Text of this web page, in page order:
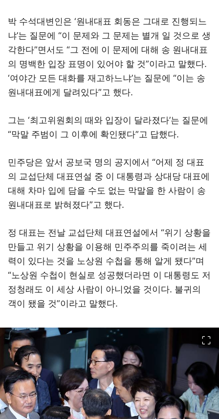
박 수석대변인은 ‘원내대표 회동은 그대로 진행되느
냐’는 질문에 “이 문제와 그 문제는 별개 일 것으로 생
각한다”면서도 “그 전에 이 문제에 대해 송 원내대표
의 명백한 입장 표명이 있어야 할 것”이라고 말했다.
‘여야간 모든 대화를 재고하느냐’는 질문에 “이는 송
원내대표에게 달려있다”고 했다.
그는 ‘최고위원회의 때와 입장이 달라졌다’는 질문에
“막말 주범이 그 이후에 확인됐다”고 답했다.
민주당은 앞서 공보국 명의 공지에서 “어제 정 대표
의 교섭단체 대표연설 중 이 대통령과 상대당 대표에
대해 차마 입에 담을 수도 없는 막말을 한 사람이 송
원내대표로 밝혀졌다”고 했다.
정 대표는 전날 교섭단체 대표연설에서 “위기 상황을
만들고 위기 상황을 이용해 민주주의를 죽이려는 세
력이 있다는 것을 노상원 수첩을 통해 알게 됐다”며
“노상원 수첩이 현실로 성공했더라면 이 대통령도 저
정청래도 이 세상 사람이 아니었을 것이다. 불귀의
객이 됐을 것”이라고 말했다.